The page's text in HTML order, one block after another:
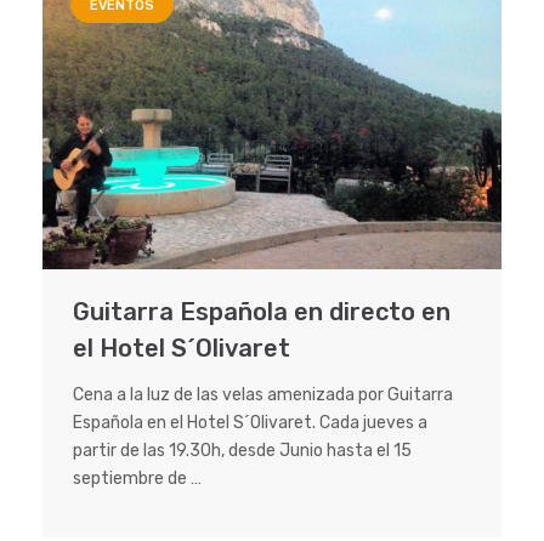
EVENTOS
Guitarra Española en directo en
el Hotel S´Olivaret
Cena a la luz de las velas amenizada por Guitarra
Española en el Hotel S´Olivaret. Cada jueves a
partir de las 19.30h, desde Junio hasta el 15
septiembre de …